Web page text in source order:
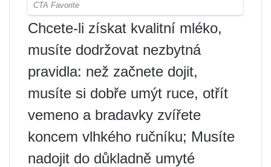
Chcete-li získat kvalitní mléko,
musíte dodržovat nezbytná
pravidla: než začnete dojit,
musíte si dobře umýt ruce, otřít
vemeno a bradavky zvířete
koncem vlhkého ručníku; Musíte
nadojit do důkladně umyté